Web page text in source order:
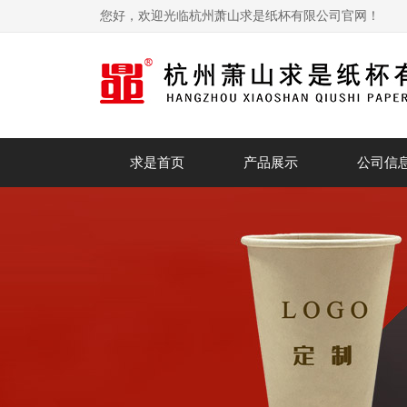
您好，欢迎光临杭州萧山求是纸杯有限公司官网！
求是首页 产品展示 公司信